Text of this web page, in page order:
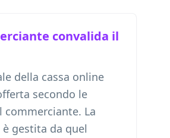
convalida il
della cassa online
secondo le
commerciante. La
gestita da quel